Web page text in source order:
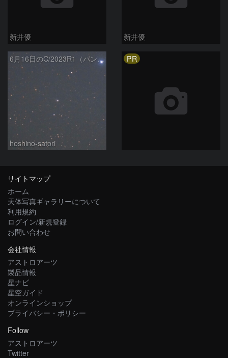
新井優 新井優
6月16日のC/2023R1（パンスターズ彗星）
hoshino-satori
PR
サイトマップ
ホーム
天体写真ギャラリーについて
利用規約
ログイン/新規登録
お問い合わせ
会社情報
アストロアーツ
製品情報
星ナビ
星空ガイド
オンラインショップ
プライバシー・ポリシー
Follow
アストロアーツ
Twitter